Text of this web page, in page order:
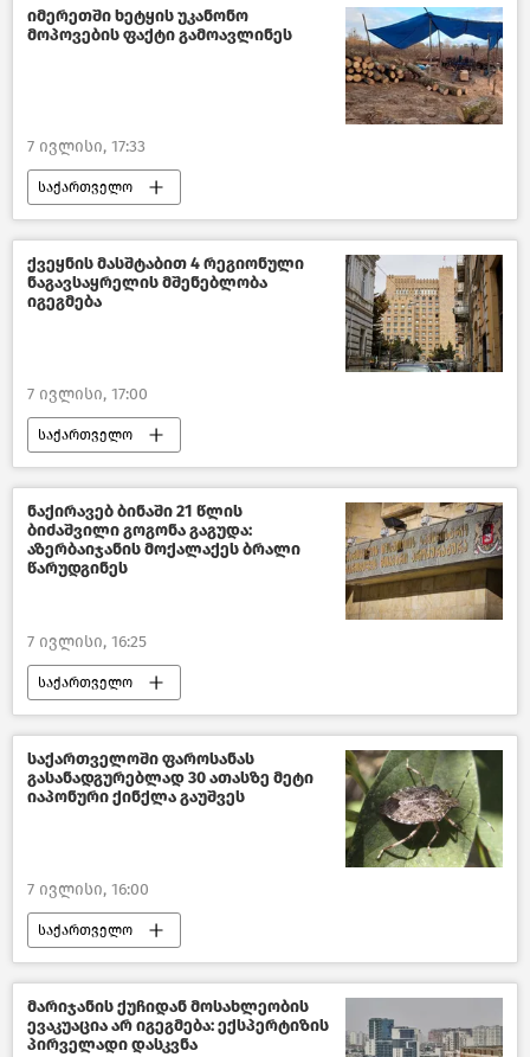
შემოსავლების სამსახური
ახალი ამბები
იმერეთში ხეტყის უკანონო
მოპოვების ფაქტი გამოავლინეს
7 ივლისი, 17:33
საქართველო
გარემოსდაცვითი ზედამხედველობის დეპარტამენტი
შემთხვევები საქართველოში
ახალი ამბები
ქვეყნის მასშტაბით 4 რეგიონული
ნაგავსაყრელის მშენებლობა
იგეგმება
7 ივლისი, 17:00
საქართველო
საქართველოს მთავრობა
საზოგადოება ახალი ამბები
ნაქირავებ ბინაში 21 წლის
ბიძაშვილი გოგონა გაგუდა:
აზერბაიჯანის მოქალაქეს ბრალი
წარუდგინეს
7 ივლისი, 16:25
საქართველო
საქართველოს პროკურატურა
აზერბაიჯანი
კრიმინალი საქართველოში
საქართველოში ფაროსანას
გასანადგურებლად 30 ათასზე მეტი
იაპონური ქინქლა გაუშვეს
7 ივლისი, 16:00
საქართველო
სურსათის ეროვნული სააგენტო
აზიური ფაროსანა ახალი ამბები
მარიჯანის ქუჩიდან მოსახლეობის
ევაკუაცია არ იგეგმება: ექსპერტიზის
პირველადი დასკვნა